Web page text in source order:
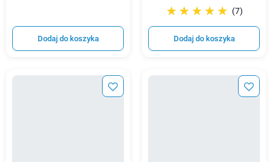
Dodaj do koszyka
☆☆☆☆☆
★★★★★ (7)
Dodaj do koszyka